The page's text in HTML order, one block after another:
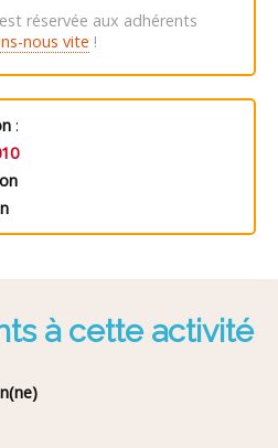
réservée aux adhérents
nous vite !
:
à cette activité